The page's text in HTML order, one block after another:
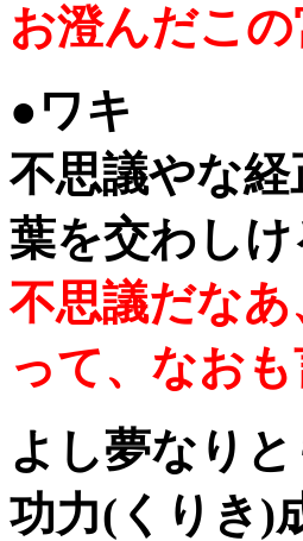
お澄んだこ
●ワキ
不思議やな
葉を交わしけ
不思議だな
って、なお
よし夢なり
功力(くりき)